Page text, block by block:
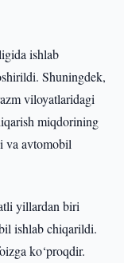
ishlab
Shuningdek,
viloyatlaridagi
miqdorining
va avtomobil
yillardan biri
ishlab chiqarildi.
ko‘proqdir.